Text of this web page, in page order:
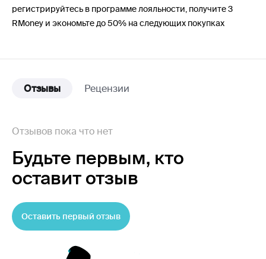
регистрируйтесь в программе лояльности, получите 3
RMoney и экономьте до 50% на следующих покупках
Отзывы Рецензии
Отзывов пока что нет
Будьте первым, кто
оставит отзыв
Оставить первый отзыв